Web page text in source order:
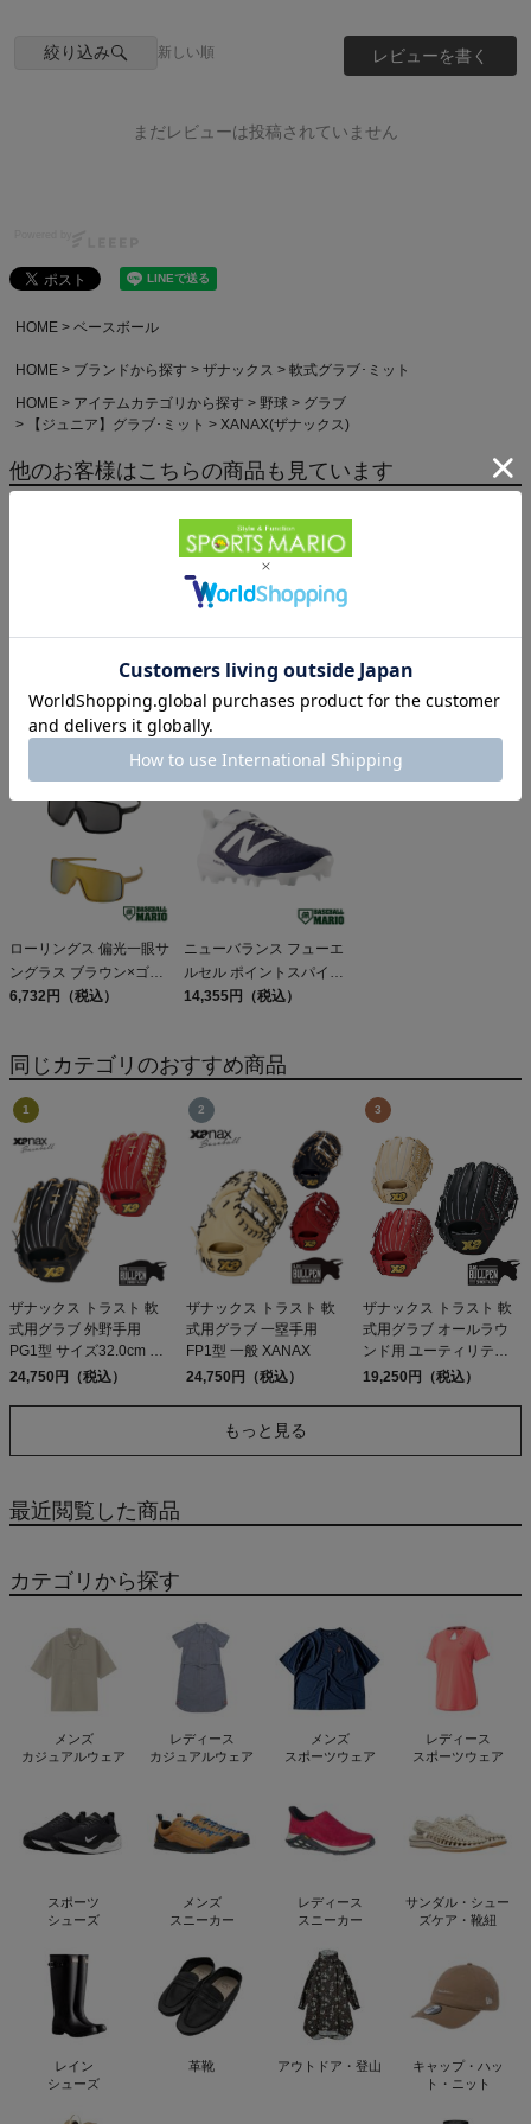
絞り込み 新しい順 レビューを書く
まだレビューは投稿されていません
HOME ベースボール
HOME ブランドから探す ザナックス
軟式グラブ･ミット
HOME
アイテムカテゴリから探す 野球
グラブ
【ジュニア】グラブ･ミット
XANAX(ザナックス)
他のお客様はこちらの商品も見ています
ローリングス ミニトート
バッグ 一般 Rawlings
28,600円（税込）
ジュンケイグラブ 専用グ
ラブ袋付き マリオオリジ
ナル 硬式用グラブ 内野
手用 JG-593型 一般 アラ
ミドシリーズ 野球 硬式
グローブ 限定 別注 高校
野球 大学 社会人 ベース
ボールマリオ JUNKEI-
GLOVE 28.7cm
66,000円（税込）
ローリングス バッティン
サイズ 天然皮革 ゴート
スキン 野球 バッティン
グ手袋 バッティンググロ
5,841円（税込）
ローリングス 偏光一眼サ
ングラス ブラウン×ゴー
ルドミラー スモーク高校
Rawlings
6,732円（税込）
ニューバランス フューエ
ルセル ポイントスパイク
一般 NEW BALANCE
14,355円（税込）
同じカテゴリのおすすめ商品
ザナックス トラスト 軟
式用グラブ 外野手用
PG1型 サイズ32.0cm 一
般 左投げ用有り 高校野
24,750円（税込）
ザナックス トラスト 軟
式用グラブ 一塁手用
FP1型 一般 XANAX
24,750円（税込）
ザナックス トラスト 軟
式用グラブ オールラウ
ンド用 ユーティリティ
ライン PP1型 小 左投げ
29.5cm 90 C94 W94 ア
19,250円（税込）
もっと見る
最近閲覧した商品
カテゴリから探す
メンズ
カジュアルウェア
レディース
カジュアルウェア
メンズ
スポーツウェア
レディース
スポーツウェア
スポーツ
シューズ
メンズ
スニーカー
レディース
スニーカー
サンダル・シュー
ズケア・靴紐
レイン
シューズ
革靴 アウトドア・登山
キャップ・ハッ
ト・ニット